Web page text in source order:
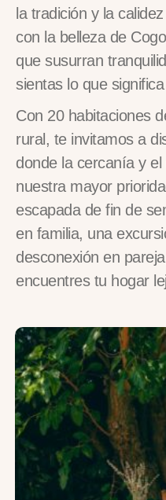
la tradición y la
con la belleza de
que susurran
sientas lo que
Con 20 habitaciones
rural, te invitamos a
donde la cercanía y
nuestra mayor
escapada de fin de
en familia, una
desconexión en
encuentres tu hogar